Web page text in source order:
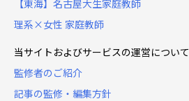
【東海】名古屋大生家庭教師
理系×女性 家庭教師
当サイトおよびサービスの運営について
監修者のご紹介
記事の監修・編集方針